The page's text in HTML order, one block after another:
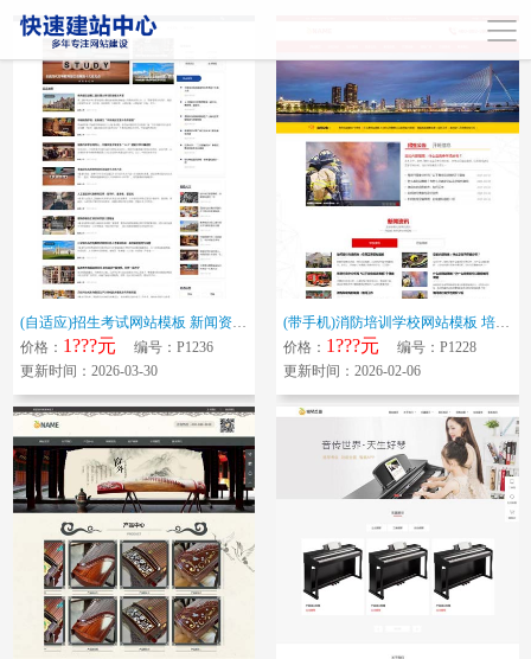
(自适应)招生考试网站模板 新闻资讯博客网站源码下载
价格： 1???元 编号：P1236
更新时间：2026-03-30
(带手机)消防培训学校网站模板 培训机构网站源码下载
价格： 1???元 编号：P1228
更新时间：2026-02-06